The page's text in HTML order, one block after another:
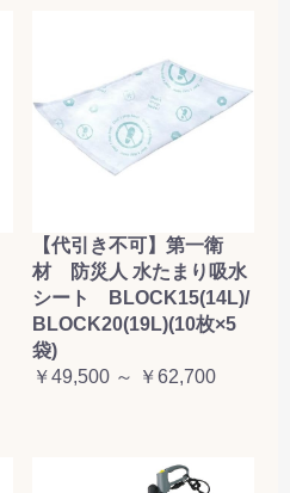
【代引き不可】第一衛
材 防災人 水たまり吸水
シート BLOCK15(14L)/
BLOCK20(19L)(10枚×5
袋)
￥49,500 ～ ￥62,700